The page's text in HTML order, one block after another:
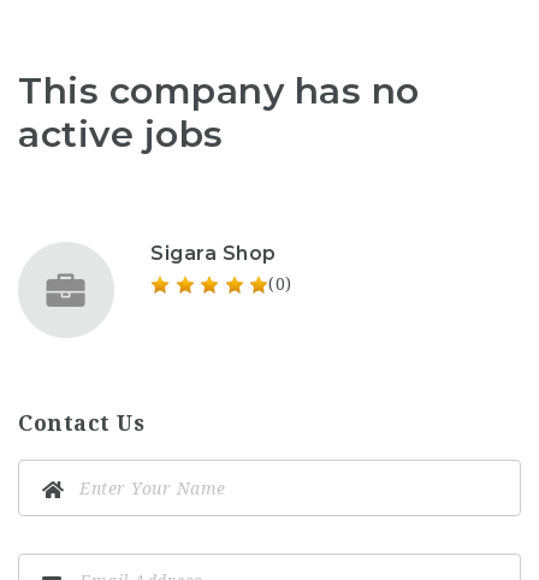
This company has no
active jobs
Sigara Shop
(0)
Contact Us